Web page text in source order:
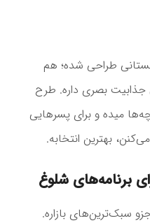
طراحی شده؛ هم
بصری داره. طرح
میده و برای پسرهایی
بهترین انتخابه.
شلوغ
جزو سبک‌ترین‌های بازاره.